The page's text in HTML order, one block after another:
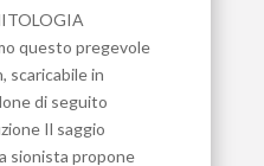
questo pregevole
scaricabile in
di seguito
Il saggio
sionista propone